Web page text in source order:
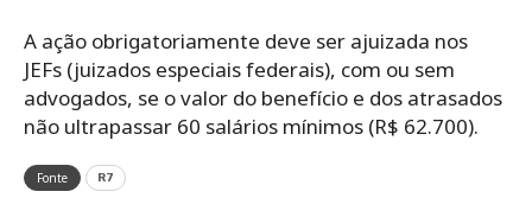
A ação obrigatoriamente deve ser ajuizada nos
JEFs (juizados especiais federais), com ou sem
advogados, se o valor do benefício e dos atrasados
não ultrapassar 60 salários mínimos (R$ 62.700).
Fonte R7